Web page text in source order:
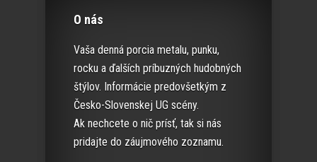
O nás
Vaša denná porcia metalu, punku,
rocku a ďalších príbuzných hudobných
štýlov. Informácie predovšetkým z
Česko-Slovenskej UG scény.
Ak nechcete o nič prísť, tak si nás
pridajte do záujmového zoznamu.